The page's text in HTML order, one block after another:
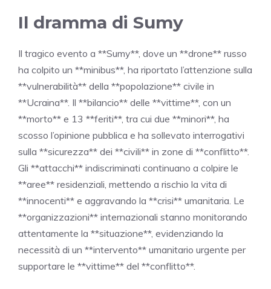
Il dramma di Sumy
Il tragico evento a **Sumy**, dove un **drone** russo
ha colpito un **minibus**, ha riportato l’attenzione sulla
**vulnerabilità** della **popolazione** civile in
**Ucraina**. Il **bilancio** delle **vittime**, con un
**morto** e 13 **feriti**, tra cui due **minori**, ha
scosso l’opinione pubblica e ha sollevato interrogativi
sulla **sicurezza** dei **civili** in zone di **conflitto**.
Gli **attacchi** indiscriminati continuano a colpire le
**aree** residenziali, mettendo a rischio la vita di
**innocenti** e aggravando la **crisi** umanitaria. Le
**organizzazioni** internazionali stanno monitorando
attentamente la **situazione**, evidenziando la
necessità di un **intervento** umanitario urgente per
supportare le **vittime** del **conflitto**.